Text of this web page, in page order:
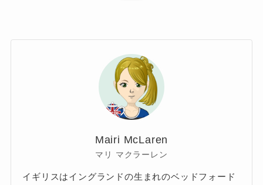
Mairi McLaren
マリ マクラーレン
イギリスはイングランドの生まれのベッドフォード